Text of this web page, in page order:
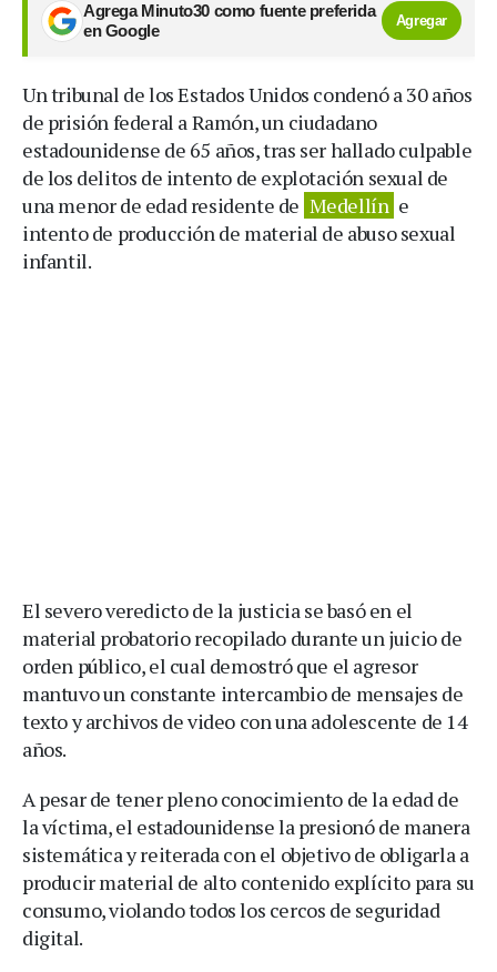
Agrega Minuto30 como fuente preferida
en Google
Agregar
Un tribunal de los Estados Unidos condenó a 30 años
de prisión federal a Ramón, un ciudadano
estadounidense de 65 años, tras ser hallado culpable
de los delitos de intento de explotación sexual de
una menor de edad residente de Medellín e
intento de producción de material de abuso sexual
infantil.
El severo veredicto de la justicia se basó en el
material probatorio recopilado durante un juicio de
orden público, el cual demostró que el agresor
mantuvo un constante intercambio de mensajes de
texto y archivos de video con una adolescente de 14
años.
A pesar de tener pleno conocimiento de la edad de
la víctima, el estadounidense la presionó de manera
sistemática y reiterada con el objetivo de obligarla a
producir material de alto contenido explícito para su
consumo, violando todos los cercos de seguridad
digital.